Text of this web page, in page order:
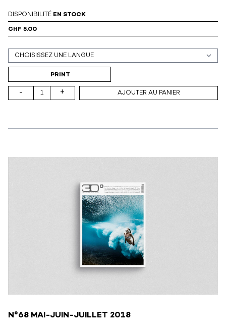
DISPONIBILITÉ EN STOCK
CHF 5.00
Support (print ou digital)
PRINT
- + AJOUTER AU PANIER
N°68 MAI-JUIN-JUILLET 2018